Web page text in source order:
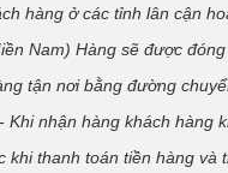
hàng ở các tỉnh lân cận
Nam) Hàng sẽ được
tận nơi bằng đường
Khi nhận hàng khách hàng
khi thanh toán tiền hàng và